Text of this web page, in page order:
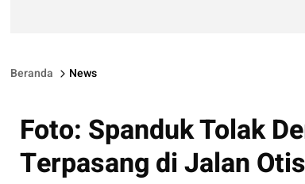
Beranda News
Foto: Spanduk Tolak
Terpasang di Jalan